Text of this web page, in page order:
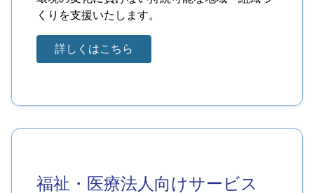
くりを支援いたします。
詳しくはこちら
福祉・医療法人向けサービス